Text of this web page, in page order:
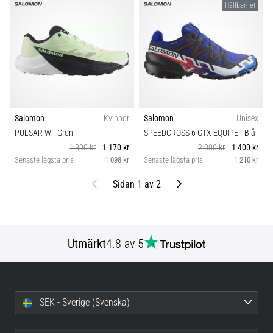
Salomon
Kvinnor
PULSAR W- Grön
1 800 kr
1 170 kr
Senaste lägsta pris 1 098 kr
Hållbarhet
Salomon
Unisex
SPEEDCROSS 6 GTX EQUIPE- Blå
2 000 kr
1 400 kr
Senaste lägsta pris 1 210 kr
Föregående
Sidan 1 av 2 Nästa
Utmärkt4.8 av 5
SEK - Sverige (Svenska)